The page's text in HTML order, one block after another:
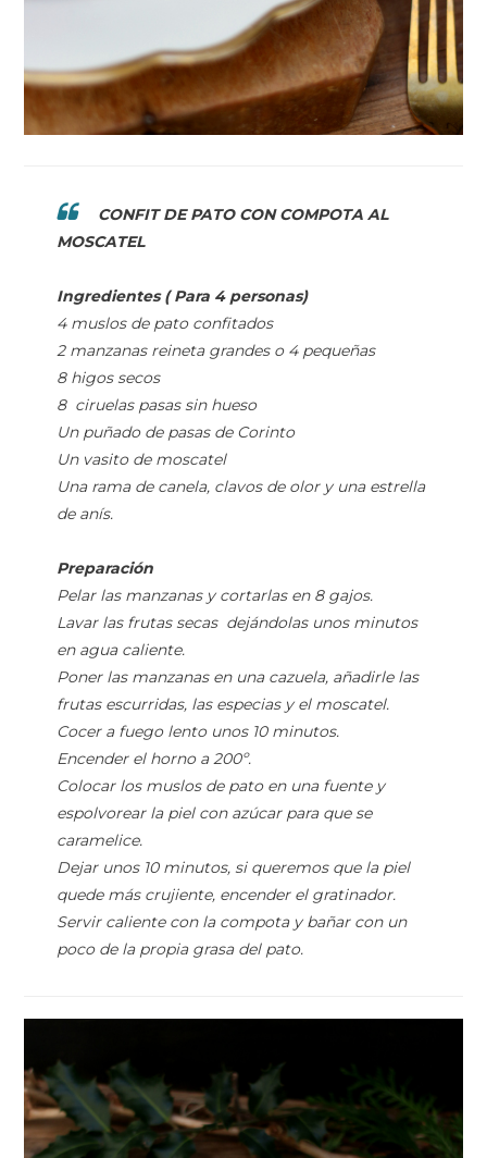
CONFIT DE PATO CON COMPOTA AL
MOSCATEL
Ingredientes ( Para 4 personas)
4 muslos de pato confitados
2 manzanas reineta grandes o 4 pequeñas
8 higos secos
8 ciruelas pasas sin hueso
Un puñado de pasas de Corinto
Un vasito de moscatel
Una rama de canela, clavos de olor y una estrella
de anís.
Preparación
Pelar las manzanas y cortarlas en 8 gajos.
Lavar las frutas secas dejándolas unos minutos
en agua caliente.
Poner las manzanas en una cazuela, añadirle las
frutas escurridas, las especias y el moscatel.
Cocer a fuego lento unos 10 minutos.
Encender el horno a 200º.
Colocar los muslos de pato en una fuente y
espolvorear la piel con azúcar para que se
caramelice.
Dejar unos 10 minutos, si queremos que la piel
quede más crujiente, encender el gratinador.
Servir caliente con la compota y bañar con un
poco de la propia grasa del pato.